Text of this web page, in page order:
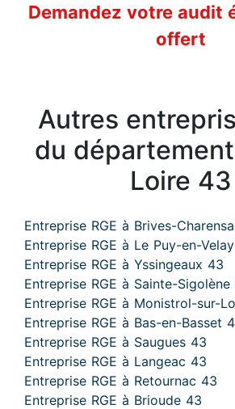
Demandez votre audit
offert
Autres
du
Loire 43
Entreprise RGE à Brives-
Entreprise RGE à Le Puy-en-
Entreprise RGE à Yssingeaux 43
Entreprise RGE à Sainte-Sigolène
Entreprise RGE à Monistrol-sur-
Entreprise RGE à Bas-en-Basset
Entreprise RGE à Saugues 43
Entreprise RGE à Langeac 43
Entreprise RGE à Retournac 43
Entreprise RGE à Brioude 43